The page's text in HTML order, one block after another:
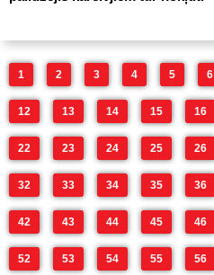
1 2 3 4 5 6
12 13 14 15 16
22 23 24 25 26
32 33 34 35 36
42 43 44 45 46
52 53 54 55 56